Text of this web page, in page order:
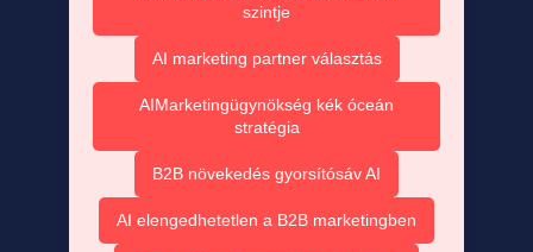
szintje
AI marketing partner választás
AIMarketingügynökség kék óceán
stratégia
B2B növekedés gyorsítósáv AI
AI elengedhetetlen a B2B marketingben